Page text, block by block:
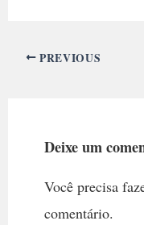
PREVIOUS
Deixe um
Você precisa
comentário.